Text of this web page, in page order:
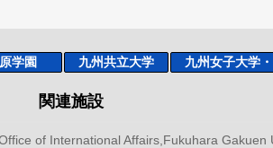
学園 九州共立大学 九州女子大学
関連施設
of International Affairs,Fukuhara Gakuen